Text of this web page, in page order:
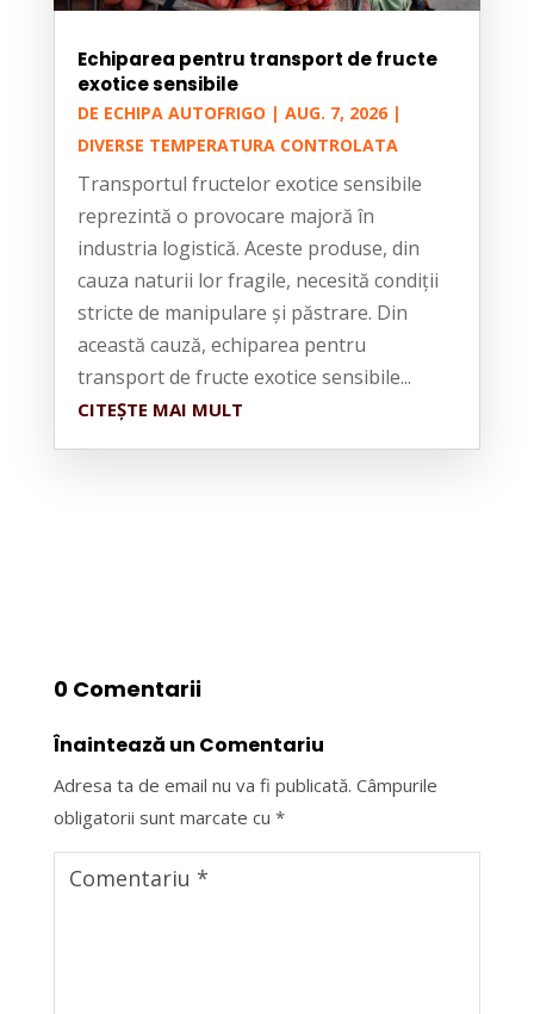
Echiparea pentru transport de fructe
exotice sensibile
DE ECHIPA AUTOFRIGO | AUG. 7, 2026|
DIVERSE TEMPERATURA CONTROLATA
Transportul fructelor exotice sensibile
reprezintă o provocare majoră în
industria logistică. Aceste produse, din
cauza naturii lor fragile, necesită condiții
stricte de manipulare și păstrare. Din
această cauză, echiparea pentru
transport de fructe exotice sensibile...
CITEȘTE MAI MULT
0 Comentarii
Înaintează un Comentariu
Adresa ta de email nu va fi publicată. Câmpurile
obligatorii sunt marcate cu *